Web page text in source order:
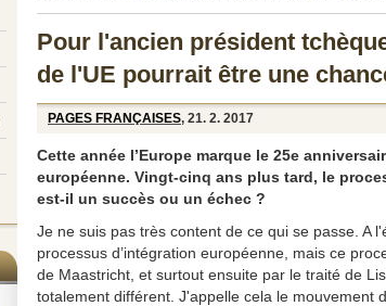
Pour l'ancien président
de l'UE pourrait être une
PAGES FRANÇAISES, 21. 2. 2017
Cette année l’Europe marque le 25e
européenne. Vingt-cinq ans plus tard, le
est-il un succès ou un échec ?
Je ne suis pas très content de ce qui se passe. A
processus d’intégration européenne, mais ce
de Maastricht, et surtout ensuite par le traité de
totalement différent. J'appelle cela le mouvement